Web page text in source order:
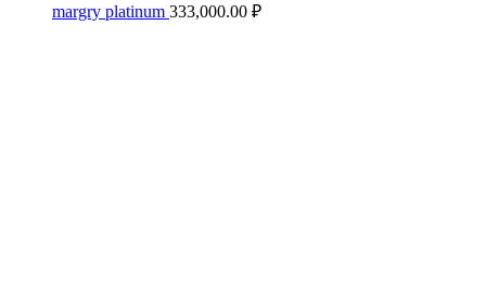
margry platinum 333,000.00 ₽